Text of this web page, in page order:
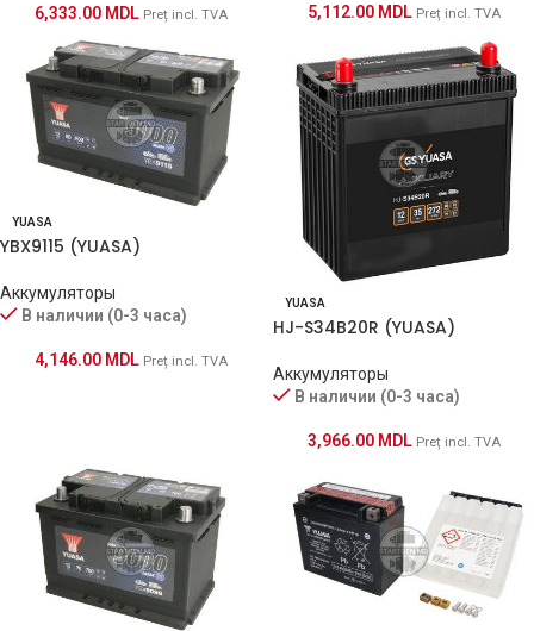
6,333.00 MDL Preț incl. TVA 5,112.00 MDL Preț incl. TVA
YUASA
YBX9115 (YUASA)
Аккумуляторы
В наличии (0-3 часа)
4,146.00 MDL Preț incl. TVA
YUASA
HJ-S34B20R (YUASA)
Аккумуляторы
В наличии (0-3 часа)
3,966.00 MDL Preț incl. TVA